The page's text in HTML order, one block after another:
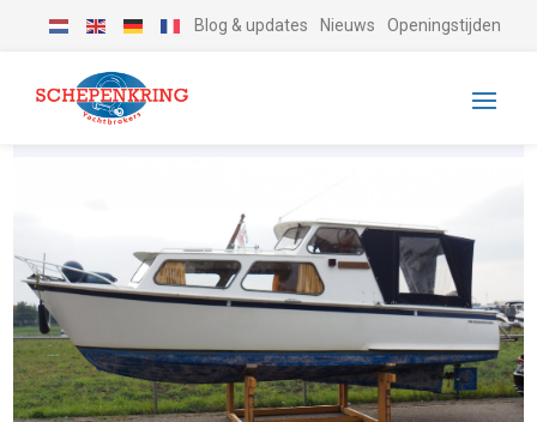
Blog & updates Nieuws Openingstijden